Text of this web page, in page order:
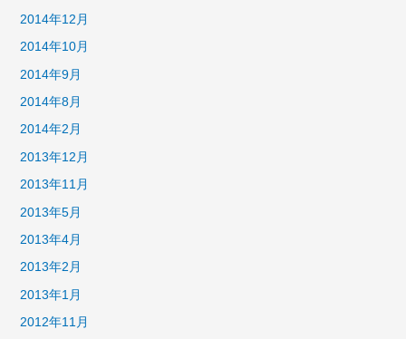
2014年12月
2014年10月
2014年9月
2014年8月
2014年2月
2013年12月
2013年11月
2013年5月
2013年4月
2013年2月
2013年1月
2012年11月